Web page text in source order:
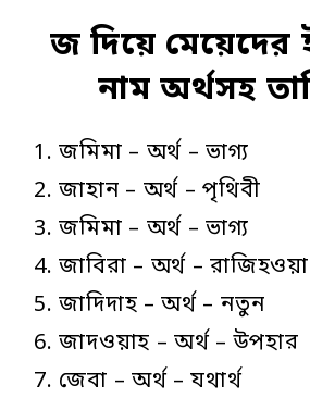
জ দিয়ে মেয়েদের
নাম অর্থসহ
জমিমা – অর্থ – ভাগ্য
জাহান – অর্থ – পৃথিবী
জমিমা – অর্থ – ভাগ্য
জাবিরা – অর্থ – রাজিহওয়া
জাদিদাহ – অর্থ – নতুন
জাদওয়াহ – অর্থ – উপহার
জেবা – অর্থ – যথার্থ